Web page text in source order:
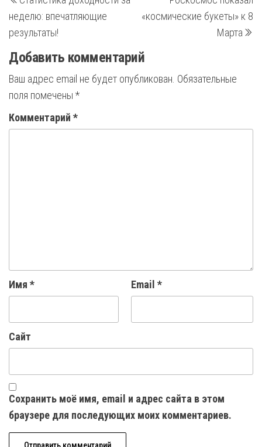
по
записям
запись
неделю: впечатляющие
результаты!
«космические букеты» к 8
Марта
Добавить комментарий
Ваш адрес email не будет опубликован. Обязательные
поля помечены *
Комментарий *
Имя * Email *
Сайт
Сохранить моё имя, email и адрес сайта в этом
браузере для последующих моих комментариев.